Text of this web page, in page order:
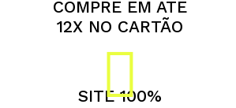
COMPRE EM ATÉ
12X NO CARTÃO
SITE 100%